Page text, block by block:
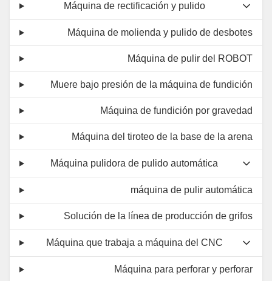
Máquina de rectificación y pulido
Máquina de molienda y pulido de desbotes
Máquina de pulir del ROBOT
Muere bajo presión de la máquina de fundición
Máquina de fundición por gravedad
Máquina del tiroteo de la base de la arena
Máquina pulidora de pulido automática
máquina de pulir automática
Solución de la línea de producción de grifos
Máquina que trabaja a máquina del CNC
Máquina para perforar y perforar